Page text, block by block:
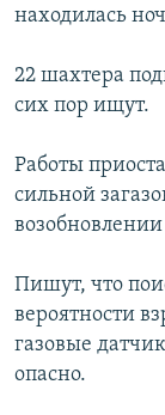
находилась
22 шахтера
сих пор ищут.
Работы
сильной
Пишут, что
вероятности
газовые
опасно.